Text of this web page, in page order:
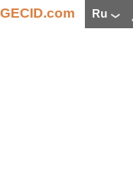
GECID.com ru